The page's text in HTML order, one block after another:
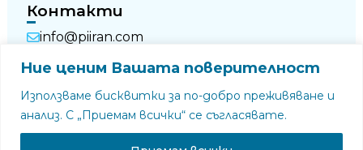
Ние ценим Вашата поверителност
Използваме бисквитки за по-добро преживяване и
анализ. С „Приемам всички“ се съгласявате.
Контакти
info@piiran.com
+359 877 790 250